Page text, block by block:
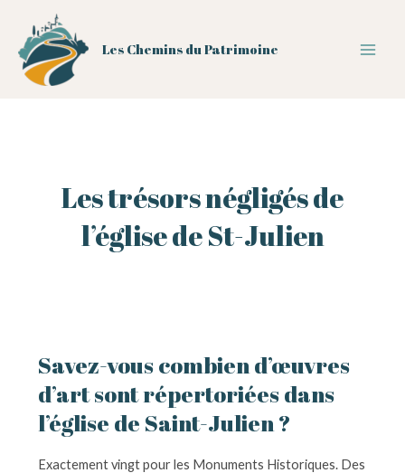
contenu
Les Chemins du Patrimoine
Les trésors négligés de
l’église de St-Julien
Savez-vous combien d’œuvres
d’art sont répertoriées dans
l’église de Saint-Julien ?
Exactement vingt pour les Monuments Historiques. Des